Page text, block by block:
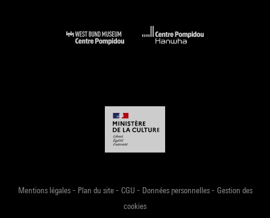
Mentions légales- Plan du site- CGU - Données personnelles- Gestion des
cookies